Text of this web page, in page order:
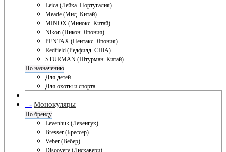
Leica (Лейка. Португалия)
Meade (Мид. Китай)
MINOX (Минокс. Китай)
Nikon (Никон. Япония)
PENTAX (Пентакс. Япония)
Redfield (Редфилд. США)
STURMAN (Штурман. Китай)
По назначению
Для детей
Для охоты и спорта
+- Монокуляры
По бренду
Levenhuk (Левенгук)
Bresser (Брессер)
Veber (Вебер)
Discovery (Дискавери)